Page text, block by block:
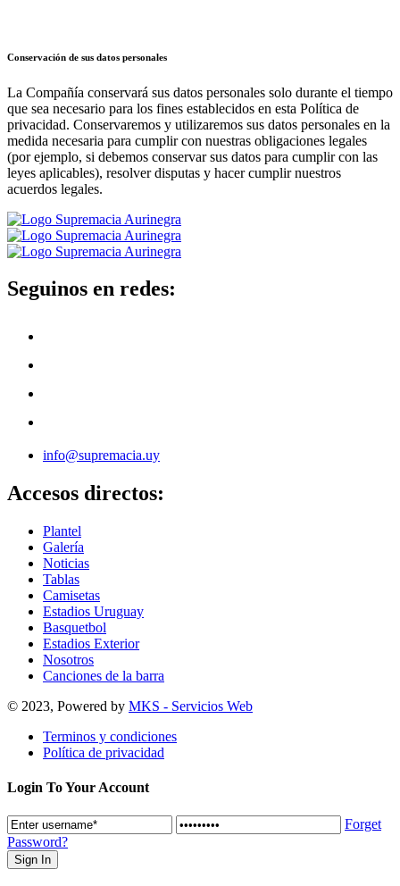
Conservación de sus datos personales
La Compañía conservará sus datos personales solo durante el tiempo
que sea necesario para los fines establecidos en esta Política de
privacidad. Conservaremos y utilizaremos sus datos personales en la
medida necesaria para cumplir con nuestras obligaciones legales
(por ejemplo, si debemos conservar sus datos para cumplir con las
leyes aplicables), resolver disputas y hacer cumplir nuestros
acuerdos legales.
Seguinos en redes:
info@supremacia.uy
Accesos directos:
Plantel
Galería
Noticias
Tablas
Camisetas
Estadios Uruguay
Basquetbol
Estadios Exterior
Nosotros
Canciones de la barra
© 2023, Powered by MKS - Servicios Web
Terminos y condiciones
Política de privacidad
Login To Your Account
Forget
Password?